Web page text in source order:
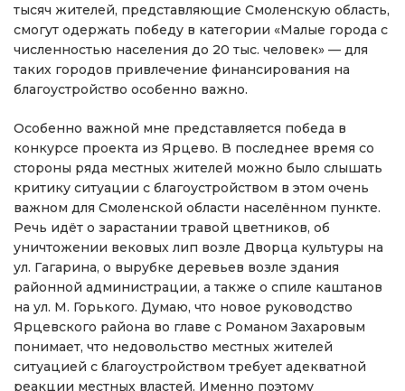
тысяч жителей, представляющие Смоленскую область,
смогут одержать победу в категории «Малые города с
численностью населения до 20 тыс. человек» — для
таких городов привлечение финансирования на
благоустройство особенно важно.
Особенно важной мне представляется победа в
конкурсе проекта из Ярцево. В последнее время со
стороны ряда местных жителей можно было слышать
критику ситуации с благоустройством в этом очень
важном для Смоленской области населённом пункте.
Речь идёт о зарастании травой цветников, об
уничтожении вековых лип возле Дворца культуры на
ул. Гагарина, о вырубке деревьев возле здания
районной администрации, а также о спиле каштанов
на ул. М. Горького. Думаю, что новое руководство
Ярцевского района во главе с Романом Захаровым
понимает, что недовольство местных жителей
ситуацией с благоустройством требует адекватной
реакции местных властей. Именно поэтому